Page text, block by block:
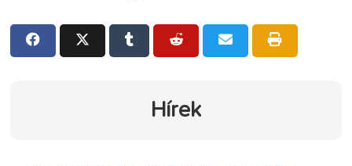
Hírek